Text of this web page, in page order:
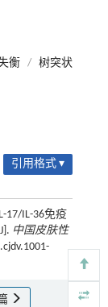
衡 / 树突状
引用格式 ▾
17/IL-36免疫
中国皮肤性